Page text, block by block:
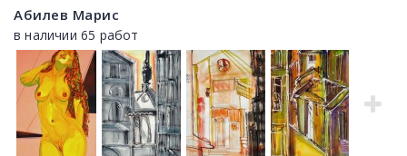
Абилев Марис
в наличии 65 работ